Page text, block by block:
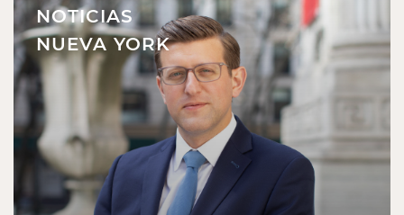
NOTICIAS
NUEVA YORK